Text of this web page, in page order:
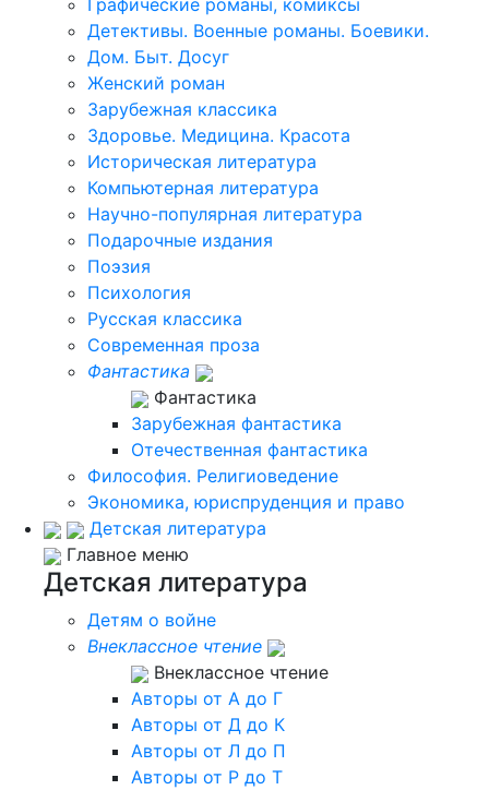
Графические романы, комиксы
Детективы. Военные романы. Боевики.
Дом. Быт. Досуг
Женский роман
Зарубежная классика
Здоровье. Медицина. Красота
Историческая литература
Компьютерная литература
Научно-популярная литература
Подарочные издания
Поэзия
Психология
Русская классика
Современная проза
Фантастика
Фантастика
Зарубежная фантастика
Отечественная фантастика
Философия. Религиоведение
Экономика, юриспруденция и право
Детская литература
Главное меню
Детская литература
Детям о войне
Внеклассное чтение
Внеклассное чтение
Авторы от А до Г
Авторы от Д до К
Авторы от Л до П
Авторы от Р до Т